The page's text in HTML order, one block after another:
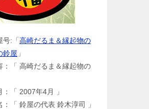
:「 高崎だるま＆縁起物の
鈴屋 」
：「 高崎だるま＆縁起物の
：「 2007年4月 」
：「 鈴屋の代表 鈴木淳司 」